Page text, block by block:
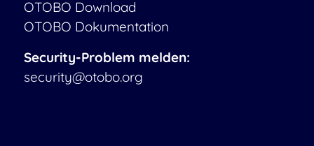
OTOBO Download
OTOBO Dokumentation
Security-Problem melden:
security@otobo.org